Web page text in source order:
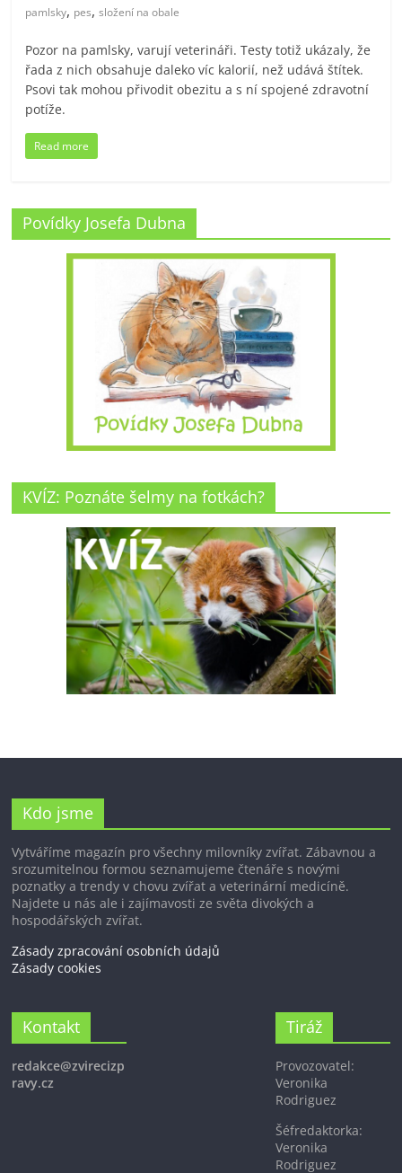
pamlsky, pes,složení na obale
Pozor na pamlsky, varují veterináři. Testy totiž ukázaly, že
řada z nich obsahuje daleko víc kalorií, než udává štítek.
Psovi tak mohou přivodit obezitu a s ní spojené zdravotní
potíže.
Read more
Povídky Josefa Dubna
KVÍZ: Poznáte šelmy na fotkách?
Kdo jsme
Vytváříme magazín pro všechny milovníky zvířat. Zábavnou a
srozumitelnou formou seznamujeme čtenáře s novými
poznatky a trendy v chovu zvířat a veterinární medicíně.
Najdete u nás ale i zajímavosti ze světa divokých a
hospodářských zvířat.
Zásady zpracování osobních údajů
Zásady cookies
Kontakt
redakce@zvirecizp
ravy.cz
Tiráž
Provozovatel:
Veronika
Rodriguez
Šéfredaktorka:
Veronika
Rodriguez